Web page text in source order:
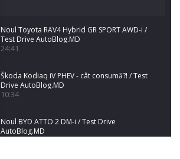
Noul Toyota RAV4 Hybrid GR SPORT AWD-i /
Test Drive AutoBlog.MD
24:41
Škoda Kodiaq iV PHEV - cât consumă?! / Test
Drive AutoBlog.MD
10:34
Noul BYD ATTO 2 DM-i / Test Drive
AutoBlog.MD
17:35